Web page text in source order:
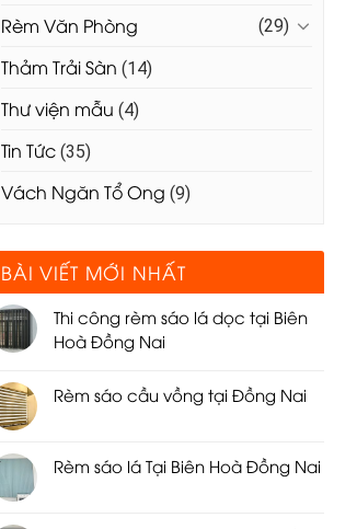
Rèm Văn Phòng (29)
Thảm Trải Sàn (14)
Thư viện mẫu (4)
Tin Tức (35)
Vách Ngăn Tổ Ong (9)
BÀI VIẾT MỚI NHẤT
Thi công rèm sáo lá dọc tại Biên
Hoà Đồng Nai
Rèm sáo cầu vồng tại Đồng Nai
Rèm sáo lá Tại Biên Hoà Đồng Nai